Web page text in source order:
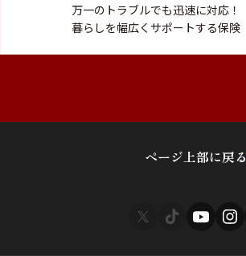
万一のトラブルでも迅速に対応！
暮らしを幅広くサポートする保険
ページ上部に戻る